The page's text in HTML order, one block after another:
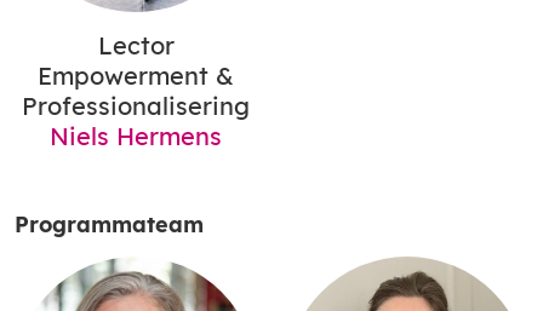
Lector
Empowerment &
Professionalisering
Niels Hermens
Programmateam